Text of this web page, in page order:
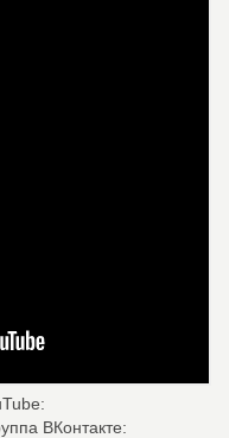
ВКонтакте: